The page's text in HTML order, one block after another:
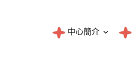
中心簡介